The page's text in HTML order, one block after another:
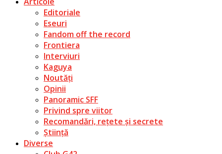
Editoriale
Eseuri
Fandom off the record
Frontiera
Interviuri
Kaguya
Noutăți
Opinii
Panoramic SFF
Privind spre viitor
Recomandări, rețete și secrete
Știință
Diverse